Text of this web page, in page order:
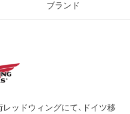
ブランド
ッドウィングにて、ドイツ移